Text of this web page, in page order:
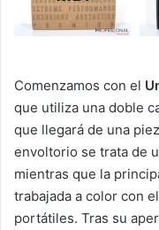
Comenzamos con el
que utiliza una doble
que llegará de una
envoltorio se trata de
mientras que la
trabajada a color con
portátiles. Tras su